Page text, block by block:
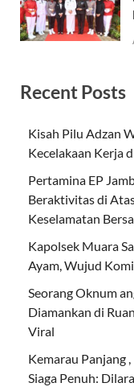
Recent Posts
Kisah Pilu Adzan
Kecelakaan Kerja
Pertamina EP
Beraktivitas di
Keselamatan
Kapolsek Muara
Ayam, Wujud
Seorang Oknum
Diamankan di
Viral
Kemarau Panjang
Siaga Penuh: